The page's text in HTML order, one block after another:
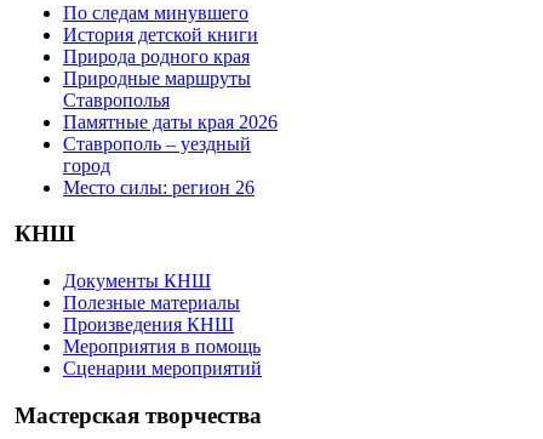
По следам минувшего
История детской книги
Природа родного края
Природные маршруты
Ставрополья
Памятные даты края 2026
Ставрополь – уездный
город
Место силы: регион 26
КНШ
Документы КНШ
Полезные материалы
Произведения КНШ
Мероприятия в помощь
Сценарии мероприятий
Мастерская творчества